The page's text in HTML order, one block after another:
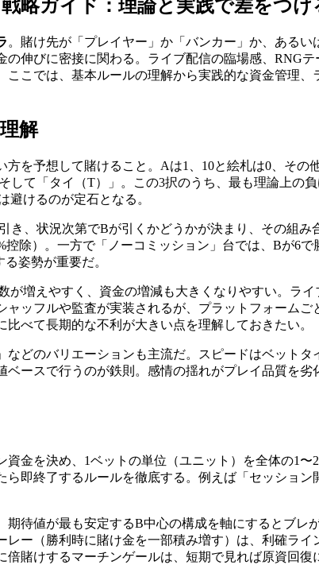
略ガイド：理論と実践で差をつけ
。賭け先が「プレイヤー」か「バンカー」か、ある
伸びに密接に関わる。ライブ配信の臨場感、RNG
こでは、基本ルールの理解から実践的な資金管理
解
を予想して賭けること。Aは1、10と絵札は0、そ
て「タイ（T）」。この3択のうち、最も理論上の
避けるのが定石となる。
き、状況次第でBが引くかどうかが決まり、その組
除）。一方で「ノーコミッション」台では、Bが6
姿勢が重要だ。
増えやすく、資金の増減も大きくなりやすい。ラ
ッフルや監査が実装されるが、プラットフォーム
べて長期的な不利が大きい点を理解しておきたい。
どのバリエーションも主流だ。スピードはベット
ースで行うのが鉄則。感情の揺れがプレイ品質を劣
金を決め、1ベットの単位（ユニット）を全体の1
即終了するルールを徹底する。例えば「セッショ
待値が最も安定するB中心の構成を軸にするとブレ
ー（勝利時に賭け金を一部積み増す）は、利確ラ
賭けするマーチンゲールは、短期で見れば原資回